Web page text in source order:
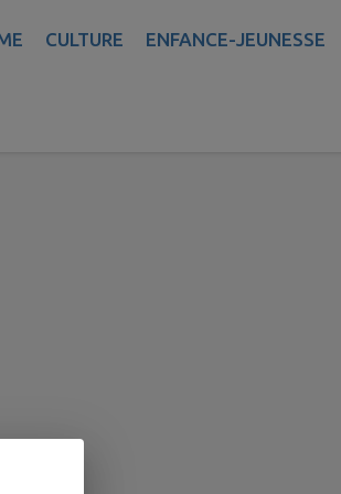
CULTURE ENFANCE-JEUNESSE